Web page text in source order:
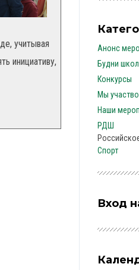
учитывая
инициативу,
Анонс
Будни
Конкурсы
Мы
Наши
РДШ
Спорт
Вход